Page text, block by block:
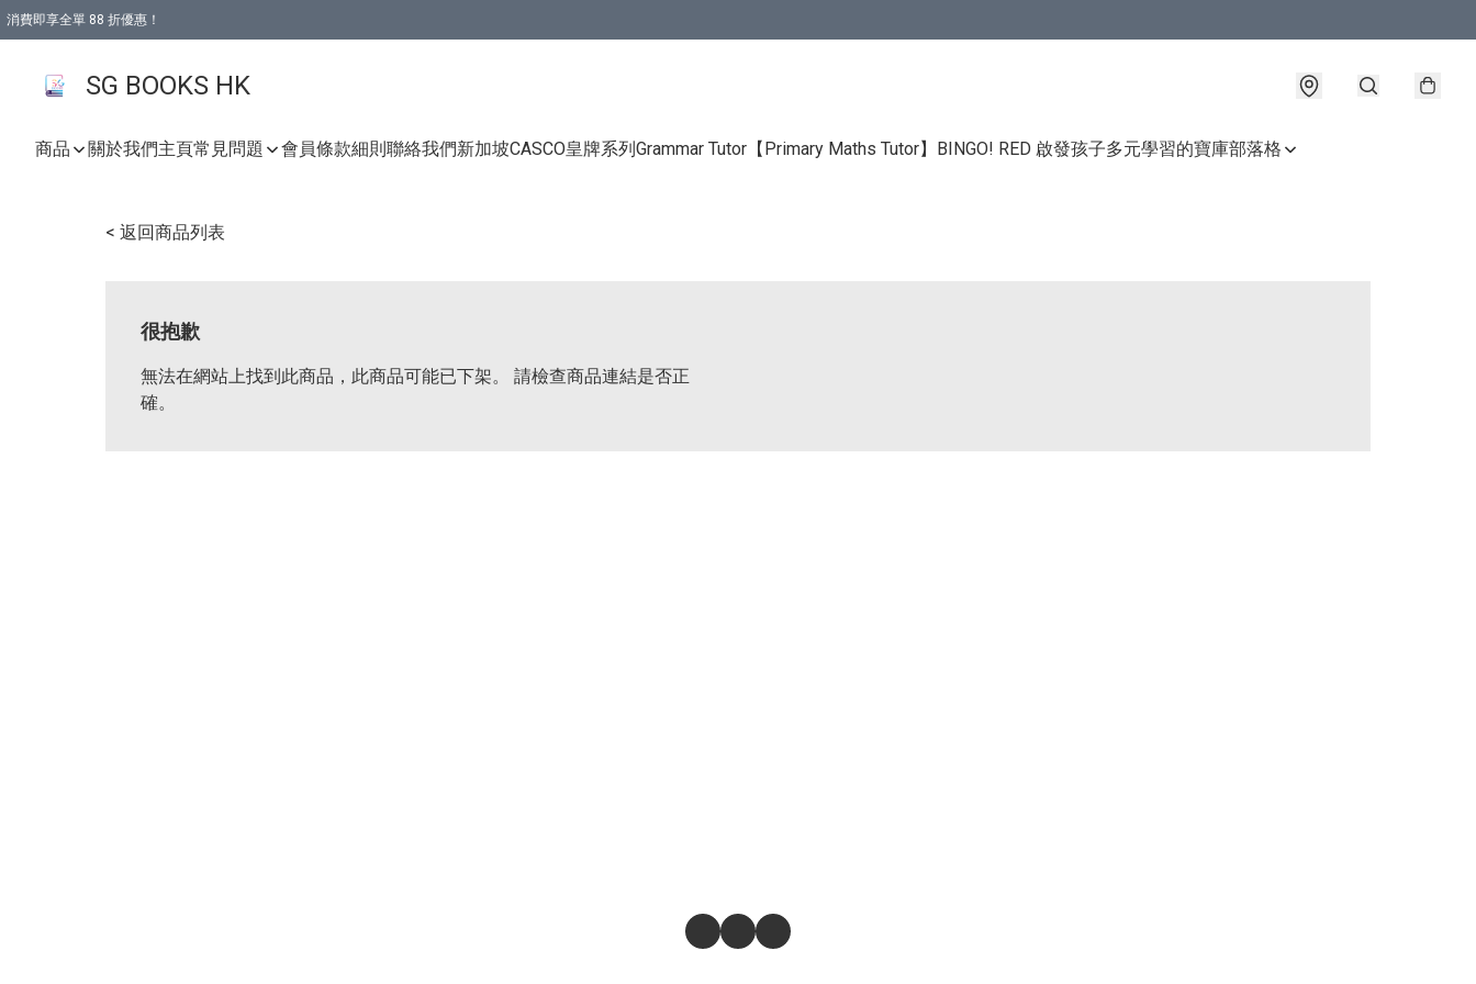
消費即享全單 88 折優惠！
SG BOOKS HK
商品 關於我們主頁常見問題 會員條款細則聯絡我們新加坡CASCO皇牌系列Grammar Tutor 【Primary Maths Tutor】 BINGO! RED 啟發孩子多元學習的寶庫部落格
< 返回商品列表
很抱歉
無法在網站上找到此商品，此商品可能已下架。 請檢查商品連結是否正
確。